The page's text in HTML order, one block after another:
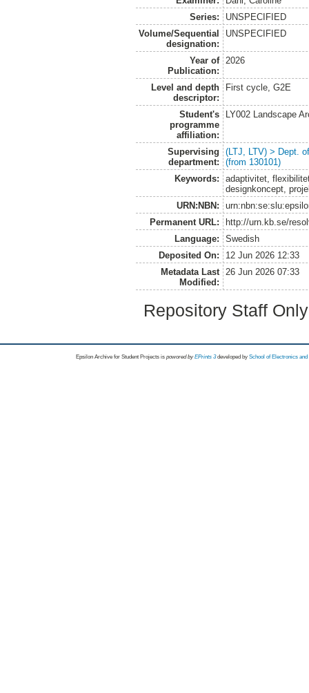
Series:
UNSPECIFIED
Volume/Sequential
designation:
UNSPECIFIED
Year of
Publication:
2026
Level and depth
descriptor:
First cycle, G2E
Student's
programme
affiliation:
LY002 Landscape
Supervising
department:
(LTJ, LTV) > Dept.
(from 130101)
Keywords:
adaptivitet,
designkoncept,
URN:NBN:
Permanent URL:
http://urn.kb.se/
Language:
Swedish
Deposited On:
12 Jun 2026 12:33
Metadata Last
Modified:
26 Jun 2026 07:33
Repository Staff
Epsilon Archive for Student Projects is powored byEPrints 3 developed by School of Electronics